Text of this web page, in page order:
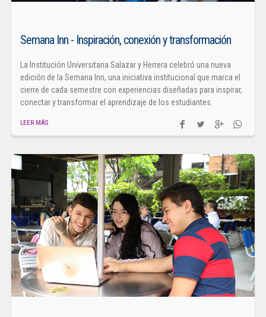
Semana Inn - Inspiración, conexión y transformación
La Institución Universitaria Salazar y Herrera celebró una nueva
edición de la Semana Inn, una iniciativa institucional que marca el
cierre de cada semestre con experiencias diseñadas para inspirar,
conectar y transformar el aprendizaje de los estudiantes.
LEER MÁS